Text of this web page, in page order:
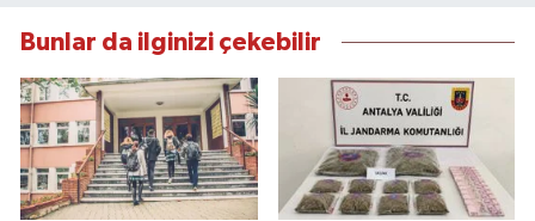
Bunlar da ilginizi çekebilir